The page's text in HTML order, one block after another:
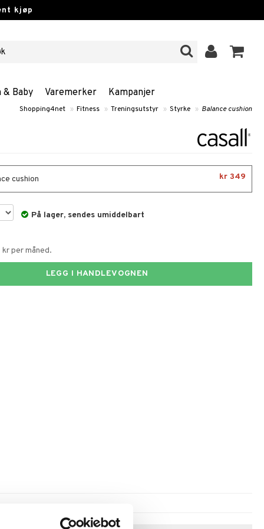
kjøp
Baby Varemerker Kampanjer
Shopping4net » Fitness » Treningsutstyr » Styrke » Balance cushion
cushion kr 349
På lager, sendes umiddelbart
per måned.
LEGG I HANDLEVOGNEN